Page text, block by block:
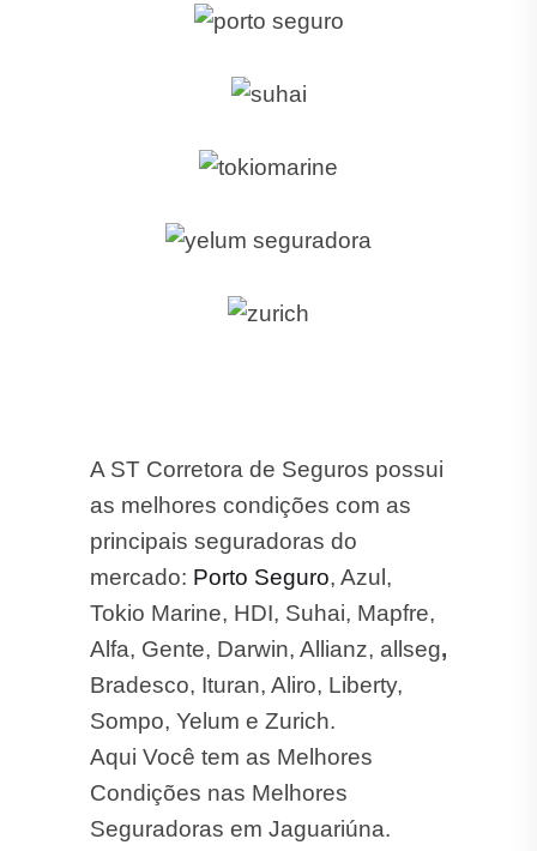
A ST Corretora de Seguros possui
as melhores condições com as
principais seguradoras do
mercado: Porto Seguro, Azul,
Tokio Marine, HDI, Suhai, Mapfre,
Alfa, Gente, Darwin, Allianz, allseg,
Bradesco, Ituran, Aliro, Liberty,
Sompo, Yelum e Zurich.
Aqui Você tem as Melhores
Condições nas Melhores
Seguradoras em Jaguariúna.